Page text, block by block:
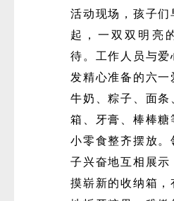
活动现场，孩子们
起，一双双明亮
待。工作人员与爱
发精心准备的六一
牛奶、粽子、面条
箱、牙膏、棒棒糖
小零食整齐摆放。
子兴奋地互相展示
摸崭新的收纳箱，